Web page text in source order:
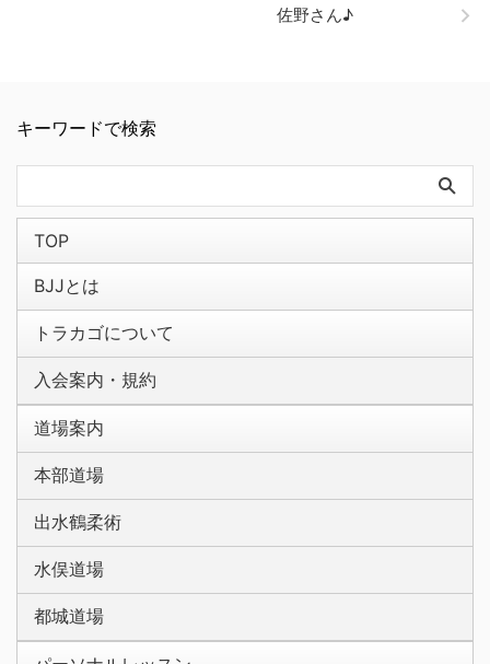
佐野さん♪
キーワードで検索
TOP
BJJとは
トラカゴについて
入会案内・規約
道場案内
本部道場
出水鶴柔術
水俣道場
都城道場